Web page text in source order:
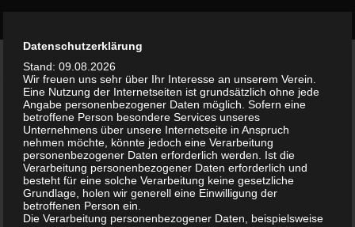
1. Olvenstedter Gesundheitstag am 8.6.2024
VONWALTER ·26. MAI 2024
1. Olvenstedter Gesundheitstag für Jung
und Alt
Durch die weitere Nutzung der Seite stimmst du der Verwendung
Datenschutzerklärung
Stand: 09.08.2026
Wir freuen uns sehr über Ihr Interesse an unserem Verein.
Eine Nutzung der Internetseiten ist grundsätzlich ohne jede
Angabe personenbezogener Daten möglich. Sofern eine
betroffene Person besondere Services unseres
Unternehmens über unsere Internetseite in Anspruch
nehmen möchte, könnte jedoch eine Verarbeitung
personenbezogener Daten erforderlich werden. Ist die
Verarbeitung personenbezogener Daten erforderlich und
besteht für eine solche Verarbeitung keine gesetzliche
Grundlage, holen wir generell eine Einwilligung der
betroffenen Person ein.
Die Verarbeitung personenbezogener Daten, beispielsweise